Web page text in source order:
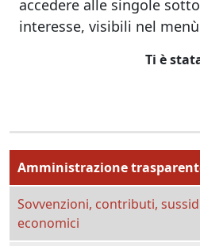
accedere alle singole
interesse, visibili nel
Ti è
Menu principale
Amministrazione
Sovvenzioni, contributi,
economici